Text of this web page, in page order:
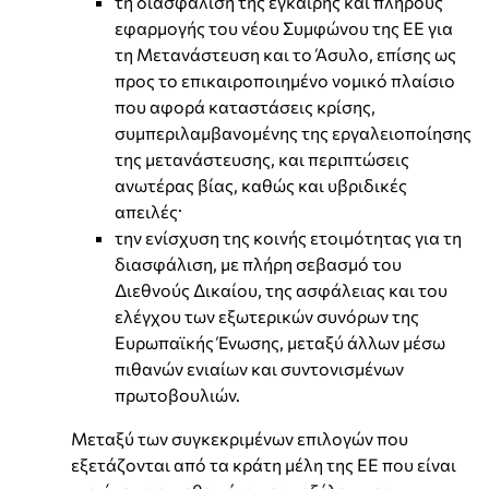
εφαρμογής του νέου Συμφώνου της ΕΕ για
τη Μετανάστευση και το Άσυλο, επίσης ως
προς το επικαιροποιημένο νομικό πλαίσιο
που αφορά καταστάσεις κρίσης,
συμπεριλαμβανομένης της εργαλειοποίησης
της μετανάστευσης, και περιπτώσεις
ανωτέρας βίας, καθώς και υβριδικές
απειλές·
την ενίσχυση της κοινής ετοιμότητας για τη
διασφάλιση, με πλήρη σεβασμό του
Διεθνούς Δικαίου, της ασφάλειας και του
ελέγχου των εξωτερικών συνόρων της
Ευρωπαϊκής Ένωσης, μεταξύ άλλων μέσω
πιθανών ενιαίων και συντονισμένων
πρωτοβουλιών.
Μεταξύ των συγκεκριμένων επιλογών που
εξετάζονται από τα κράτη μέλη της ΕΕ που είναι